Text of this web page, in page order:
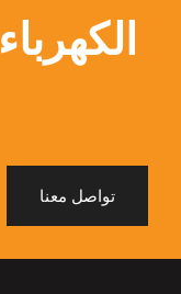
الكهرباء
تواصل معنا